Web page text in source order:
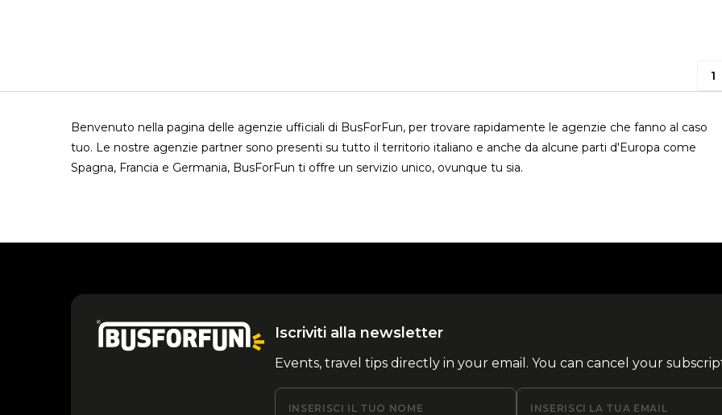
1
Benvenuto nella pagina delle agenzie ufficiali di BusForFun, per trovare rapidamente le agenzie che fanno al caso
tuo. Le nostre agenzie partner sono presenti su tutto il territorio italiano e anche da alcune parti d'Europa come
Spagna, Francia e Germania, BusForFun ti offre un servizio unico, ovunque tu sia.
Iscriviti alla newsletter
Events, travel tips directly in your email. You can cancel your
INSERISCI IL TUO NOME INSERISCI LA TUA EMAIL